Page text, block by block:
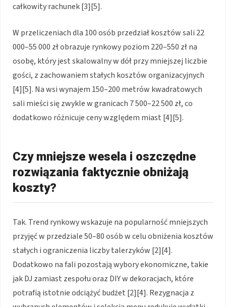
całkowity rachunek [3][5].
W przeliczeniach dla 100 osób przedział kosztów sali 22
000–55 000 zł obrazuje rynkowy poziom 220–550 zł na
osobę, który jest skalowalny w dół przy mniejszej liczbie
gości, z zachowaniem stałych kosztów organizacyjnych
[4][5]. Na wsi wynajem 150–200 metrów kwadratowych
sali mieści się zwykle w granicach 7 500–22 500 zł, co
dodatkowo różnicuje ceny względem miast [4][5].
Czy mniejsze wesela i oszczędne
rozwiązania faktycznie obniżają
koszty?
Tak. Trend rynkowy wskazuje na popularność mniejszych
przyjęć w przedziale 50–80 osób w celu obniżenia kosztów
stałych i ograniczenia liczby talerzyków [2][4].
Dodatkowo na fali pozostają wybory ekonomiczne, takie
jak DJ zamiast zespołu oraz DIY w dekoracjach, które
potrafią istotnie odciążyć budżet [2][4]. Rezygnacja z